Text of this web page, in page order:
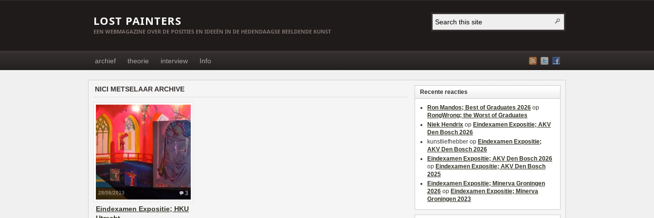
LOST PAINTERS
EEN WEBMAGAZINE OVER DE POSITIES EN IDEEËN IN DE HEDENDAAGSE BEELDENDE KUNST
archief theorie interview Info
NICI METSELAAR ARCHIVE
3
28/06/2013
Eindexamen Expositie; HKU
Recente reacties
Ron Mandos; Best of Graduates 2026 op
RongWrong; the Worst of Graduates
Niek Hendrix op Eindexamen Expositie; AKV
Den Bosch 2026
kunstliefhebber op Eindexamen Expositie;
AKV Den Bosch 2026
Eindexamen Expositie; AKV Den Bosch 2026
op Eindexamen Expositie; AKV Den Bosch
2025
Eindexamen Expositie; Minerva Groningen
2026 op Eindexamen Expositie; Minerva
Groningen 2023